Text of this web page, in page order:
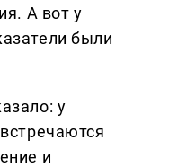
А вот у
были
у
и